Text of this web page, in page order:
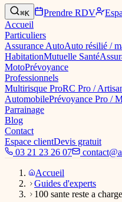
⌘K Prendre RDV
Accueil
Particuliers
Assurance AutoAuto résilié /
HabitationMutuelle Santé
MotoPrévoyance
Professionnels
Multirisque ProRC Pro /
AutomobilePrévoyance Pro /
Parrainage
Blog
Contact
Espace clientDevis gratuit
03 21 23 26 07
Accueil
Guides d'experts
100 sante reste a